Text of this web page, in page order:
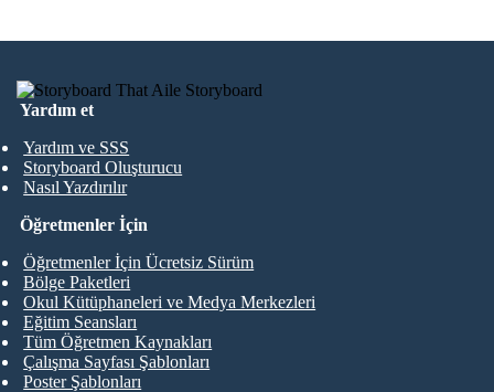
Yardım et
Yardım ve SSS
Storyboard Oluşturucu
Nasıl Yazdırılır
Öğretmenler İçin
Öğretmenler İçin Ücretsiz Sürüm
Bölge Paketleri
Okul Kütüphaneleri ve Medya Merkezleri
Eğitim Seansları
Tüm Öğretmen Kaynakları
Çalışma Sayfası Şablonları
Poster Şablonları